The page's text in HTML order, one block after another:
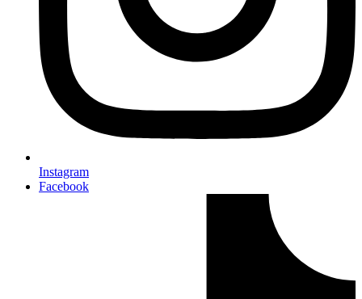
Instagram
Facebook